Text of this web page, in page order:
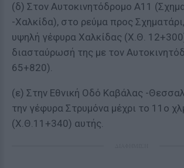
(δ) Στον Αυτοκινητόδρομο Α11
-Χαλκίδα), στο ρεύμα προς
υψηλή γέφυρα Χαλκίδας (Χ.Θ.
διασταύρωσή της με τον
65+820).
(ε) Στην Εθνική Οδό Καβάλας -
την γέφυρα Στρυμόνα μέχρι το 11ο
(Χ.Θ.11+340) αυτής.